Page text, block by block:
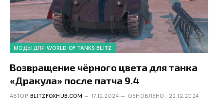
МОДЫ ДЛЯ WORLD OF TANKS BLITZ
Возвращение чёрного цвета для танка
«Дракула» после патча 9.4
АВТОР BLITZFOXHUB.COM 17.12.2024 ОБНОВЛЕНО: 22.12.2024